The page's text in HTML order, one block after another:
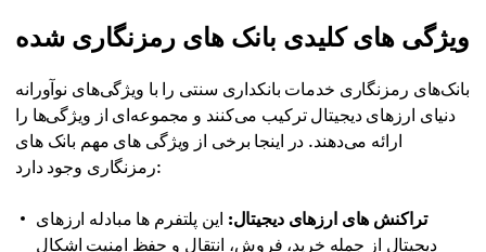
ویژگی های کلیدی بانک های رمزنگاری شده
بانک‌های رمزنگاری خدمات بانکداری سنتی را با ویژگی‌های نوآورانه
دنیای ارزهای دیجیتال ترکیب می‌کنند و مجموعه‌ای از ویژگی‌ها را
ارائه می‌دهند. در اینجا برخی از ویژگی های مهم بانک های
رمزنگاری وجود دارد:
تراکنش های ارزهای دیجیتال: این پلتفرم ها مبادله ارزهای
دیجیتال از جمله خرید، فروش، انتقال و حفظ امنیت اشکال